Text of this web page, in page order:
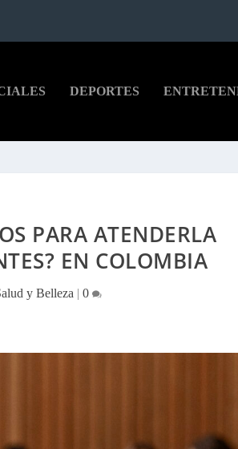
DEPORTES
PARA ATENDERLA
EN COLOMBIA
y Belleza |0